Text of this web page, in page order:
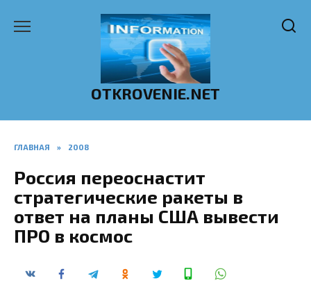
OTKROVENIE.NET
ГЛАВНАЯ » 2008
Россия переоснастит
стратегические ракеты в
ответ на планы США вывести
ПРО в космос